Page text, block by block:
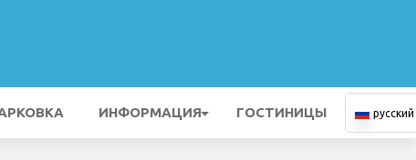
ИНФОРМАЦИЯ ГОСТИНИЦЫ русский